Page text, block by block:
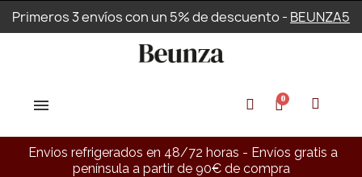
Primeros 3 envíos con un 5% de descuento - BEUNZA5
Envios refrigerados en 48/72 horas - Envíos gratis a
península a partir de 90€ de compra